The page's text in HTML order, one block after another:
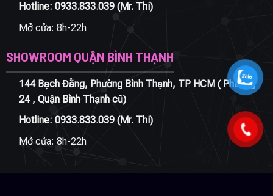
Hotline: 0933.833.039(Mr. Thi)
Mở cửa: 8h-22h
SHOWROOM QUẬN BÌNH THẠNH
144 Bạch Đằng, Phường Bình Thạnh, TP HCM ( Phường
24 , Quận Bình Thạnh cũ)
Hotline: 0933.833.039(Mr. Thi)
Mở cửa: 8h-22h